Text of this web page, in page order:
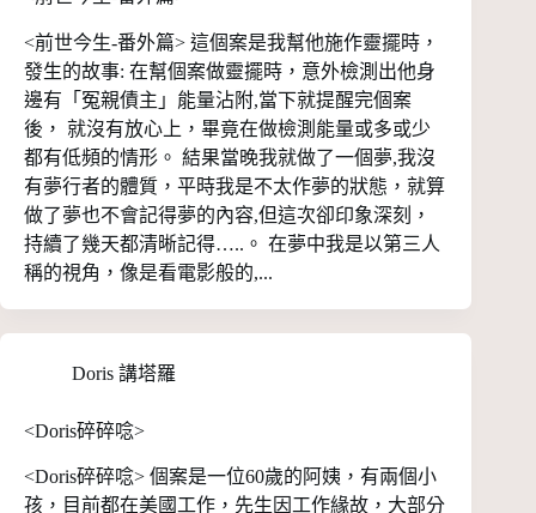
<前世今生-番外篇> 這個案是我幫他施作靈擺時，
發生的故事: 在幫個案做靈擺時，意外檢測出他身
邊有「冤親債主」能量沾附,當下就提醒完個案
後， 就沒有放心上，畢竟在做檢測能量或多或少
都有低頻的情形。 結果當晚我就做了一個夢,我沒
有夢行者的體質，平時我是不太作夢的狀態，就算
做了夢也不會記得夢的內容,但這次卻印象深刻，
持續了幾天都清晰記得…..。 在夢中我是以第三人
稱的視角，像是看電影般的,...
Doris 講塔羅
<Doris碎碎唸>
<Doris碎碎唸> 個案是一位60歲的阿姨，有兩個小
孩，目前都在美國工作，先生因工作緣故，大部分